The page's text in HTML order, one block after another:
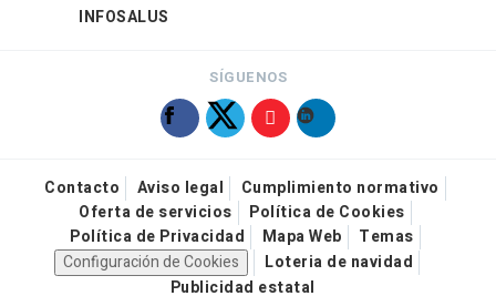
INFOSALUS
SÍGUENOS
Contacto Aviso legal
Cumplimiento normativo
Oferta de servicios
Política de Cookies
Política de Privacidad
Mapa Web
Temas
Configuración de Cookies
Loteria de navidad
Publicidad estatal